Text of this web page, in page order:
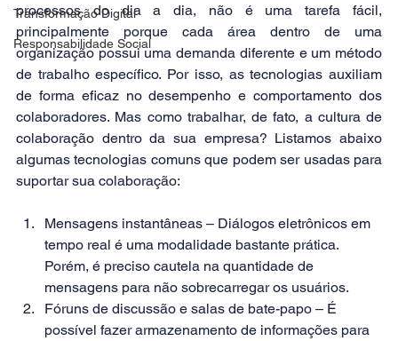
Transformação Digital
Responsabilidade Social
processos do dia a dia, não é uma tarefa fácil,
principalmente porque cada área dentro de uma
organização possui uma demanda diferente e um método
de trabalho específico. Por isso, as tecnologias auxiliam
de forma eficaz no desempenho e comportamento dos
colaboradores. Mas como trabalhar, de fato, a cultura de
colaboração dentro da sua empresa? Listamos abaixo
algumas tecnologias comuns que podem ser usadas para
suportar sua colaboração:
Mensagens instantâneas – Diálogos eletrônicos em
tempo real é uma modalidade bastante prática.
Porém, é preciso cautela na quantidade de
mensagens para não sobrecarregar os usuários.
Fóruns de discussão e salas de bate-papo – É
possível fazer armazenamento de informações para